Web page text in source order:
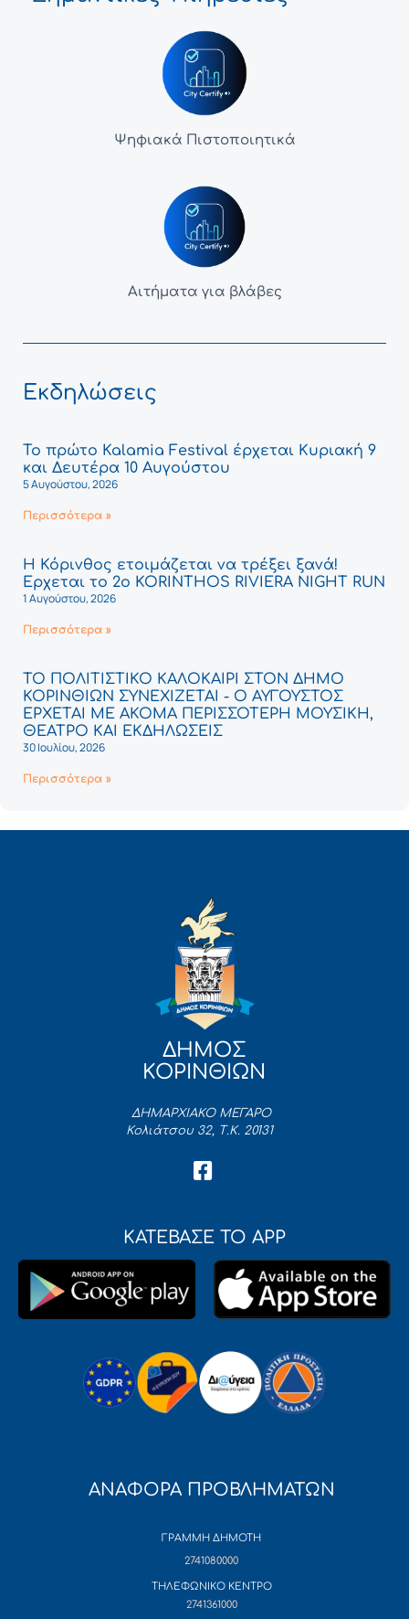
Ψηφιακά Πιστοποιητικά
Αιτήματα για βλάβες
Εκδηλώσεις
Το πρώτο Kalamia Festival έρχεται Κυριακή 9
και Δευτέρα 10 Αυγούστου
5 Αυγούστου, 2026
Περισσότερα »
Η Κόρινθος ετοιμάζεται να τρέξει ξανά!
Έρχεται το 2ο KORINTHOS RIVIERA NIGHT RUN
1 Αυγούστου, 2026
Περισσότερα »
ΤΟ ΠΟΛΙΤΙΣΤΙΚΟ ΚΑΛΟΚΑΙΡΙ ΣΤΟΝ ΔΗΜΟ
ΚΟΡΙΝΘΙΩΝ ΣΥΝΕΧΙΖΕΤΑΙ - Ο ΑΥΓΟΥΣΤΟΣ
ΕΡΧΕΤΑΙ ΜΕ ΑΚΟΜΑ ΠΕΡΙΣΣΟΤΕΡΗ ΜΟΥΣΙΚΗ,
ΘΕΑΤΡΟ ΚΑΙ ΕΚΔΗΛΩΣΕΙΣ
30 Ιουλίου, 2026
Περισσότερα »
ΔΗΜΟΣ
ΚΟΡΙΝΘΙΩΝ
ΔΗΜΑΡΧΙΑΚΟ ΜΕΓΑΡΟ
Κολιάτσου 32, Τ.Κ. 20131
ΚΑΤΕΒΑΣΕ ΤΟ APP
ΑΝΑΦΟΡΑ ΠΡΟΒΛΗΜΑΤΩΝ
ΓΡΑΜΜΗ ΔΗΜΟΤΗ
2741080000
ΤΗΛΕΦΩΝΙΚΟ ΚΕΝΤΡΟ
2741361000